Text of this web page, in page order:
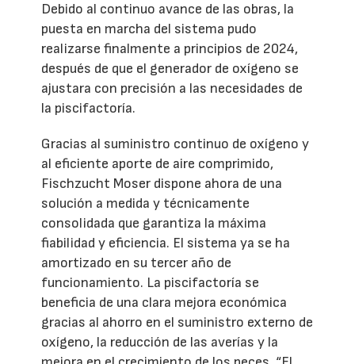
Debido al continuo avance de las obras, la
puesta en marcha del sistema pudo
realizarse finalmente a principios de 2024,
después de que el generador de oxígeno se
ajustara con precisión a las necesidades de
la piscifactoría.
Gracias al suministro continuo de oxígeno y
al eficiente aporte de aire comprimido,
Fischzucht Moser dispone ahora de una
solución a medida y técnicamente
consolidada que garantiza la máxima
fiabilidad y eficiencia. El sistema ya se ha
amortizado en su tercer año de
funcionamiento. La piscifactoría se
beneficia de una clara mejora económica
gracias al ahorro en el suministro externo de
oxígeno, la reducción de las averías y la